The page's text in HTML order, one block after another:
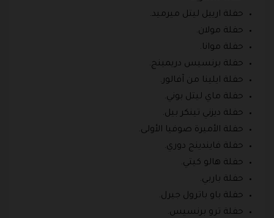
حفلة ارييل ليتل ميرميد.
حفلة مولان.
حفلة موانا.
حفلة برنسيس دريمينج.
حفلة ايلينا من آفالور.
حفلة ماي ليتل بوني.
حفلة ديزني تينكر بيل.
حفلة الأميرة صوفيا الأولى.
حفلة فايندينج دوري.
حفلة هالو كيتي.
حفلة باربي.
حفلة باو باترول جيرل.
حفلة ترو برنسيس.